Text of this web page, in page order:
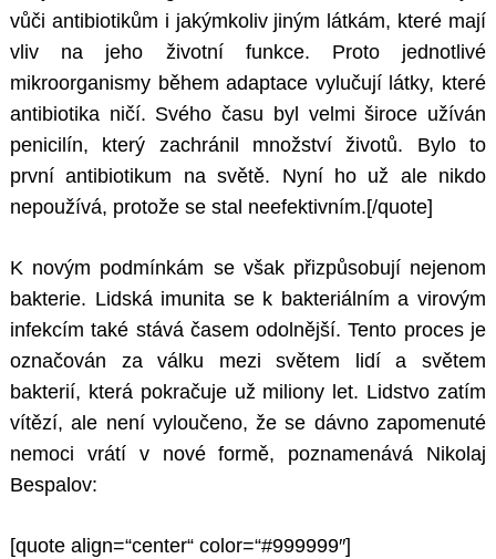
vůči antibiotikům i jakýmkoliv jiným látkám, které mají
vliv na jeho životní funkce. Proto jednotlivé
mikroorganismy během adaptace vylučují látky, které
antibiotika ničí. Svého času byl velmi široce užíván
penicilín, který zachránil množství životů. Bylo to
první antibiotikum na světě. Nyní ho už ale nikdo
nepoužívá, protože se stal neefektivním.[/quote]
K novým podmínkám se však přizpůsobují nejenom
bakterie. Lidská imunita se k bakteriálním a virovým
infekcím také stává časem odolnější. Tento proces je
označován za válku mezi světem lidí a světem
bakterií, která pokračuje už miliony let. Lidstvo zatím
vítězí, ale není vyloučeno, že se dávno zapomenuté
nemoci vrátí v nové formě, poznamenává Nikolaj
Bespalov:
[quote align=“center“ color=“#999999″]